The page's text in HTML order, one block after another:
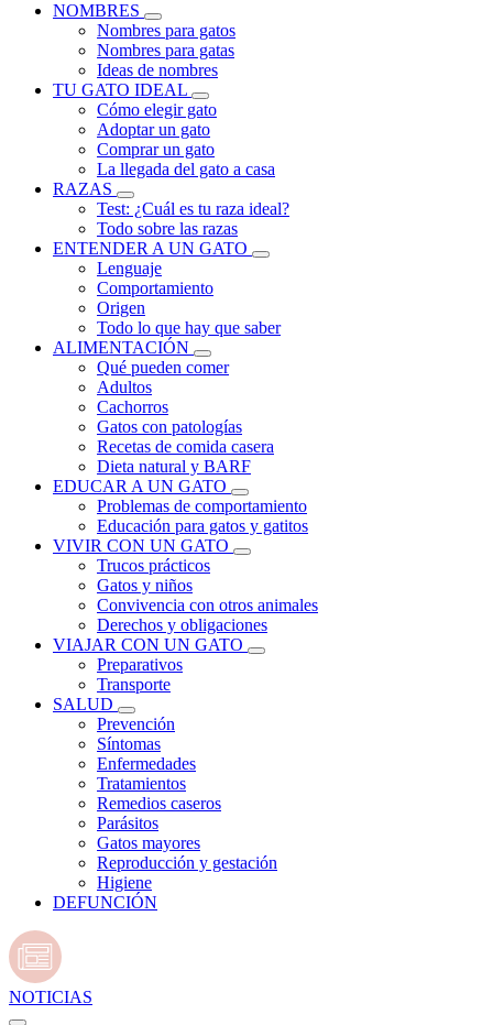
NOMBRES
Nombres para gatos
Nombres para gatas
Ideas de nombres
TU GATO IDEAL
Cómo elegir gato
Adoptar un gato
Comprar un gato
La llegada del gato a casa
RAZAS
Test: ¿Cuál es tu raza ideal?
Todo sobre las razas
ENTENDER A UN GATO
Lenguaje
Comportamiento
Origen
Todo lo que hay que saber
ALIMENTACIÓN
Qué pueden comer
Adultos
Cachorros
Gatos con patologías
Recetas de comida casera
Dieta natural y BARF
EDUCAR A UN GATO
Problemas de comportamiento
Educación para gatos y gatitos
VIVIR CON UN GATO
Trucos prácticos
Gatos y niños
Convivencia con otros animales
Derechos y obligaciones
VIAJAR CON UN GATO
Preparativos
Transporte
SALUD
Prevención
Síntomas
Enfermedades
Tratamientos
Remedios caseros
Parásitos
Gatos mayores
Reproducción y gestación
Higiene
DEFUNCIÓN
NOTICIAS